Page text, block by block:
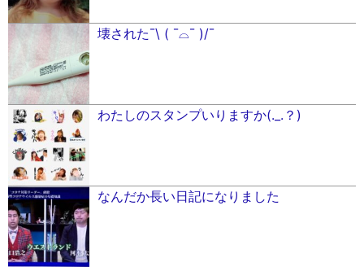
壊された¯\ ( ¯⌓¯ )/¯
わたしのスタンプいりますか(._.？)
なんだか長い日記になりました